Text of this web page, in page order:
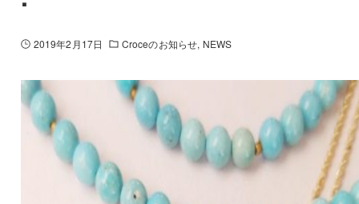
2019年2月17日 Croceのお知らせ NEWS